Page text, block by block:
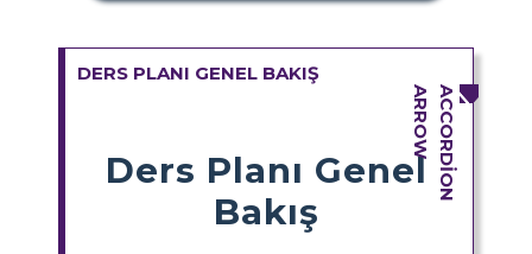
DERS PLANI GENEL BAKIŞ
Ders Planı Genel
Bakış